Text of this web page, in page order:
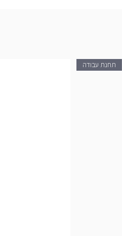
תחנת עבודה